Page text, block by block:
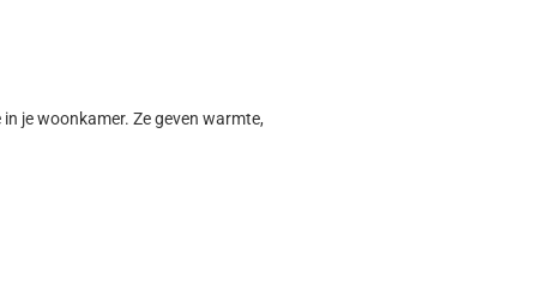
je woonkamer. Ze geven warmte,